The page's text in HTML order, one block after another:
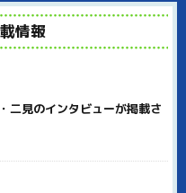
のゴミの整理をしている
中身がわからない無地の
能です。
理由
選びいただいている理由
どこまでが基本料金でで
、安心してご用命くださ
情報
二見のインタビューが掲載さ